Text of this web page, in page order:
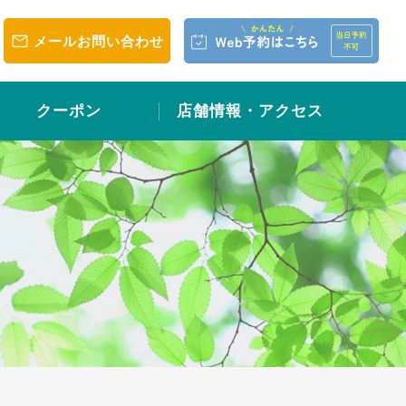
メールお問い合わせ
クーポン 店舗情報・アクセス